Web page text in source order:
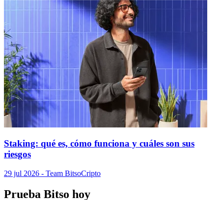
Staking: qué es, cómo funciona y cuáles son sus
riesgos
29 jul 2026 - Team BitsoCripto
Prueba Bitso hoy